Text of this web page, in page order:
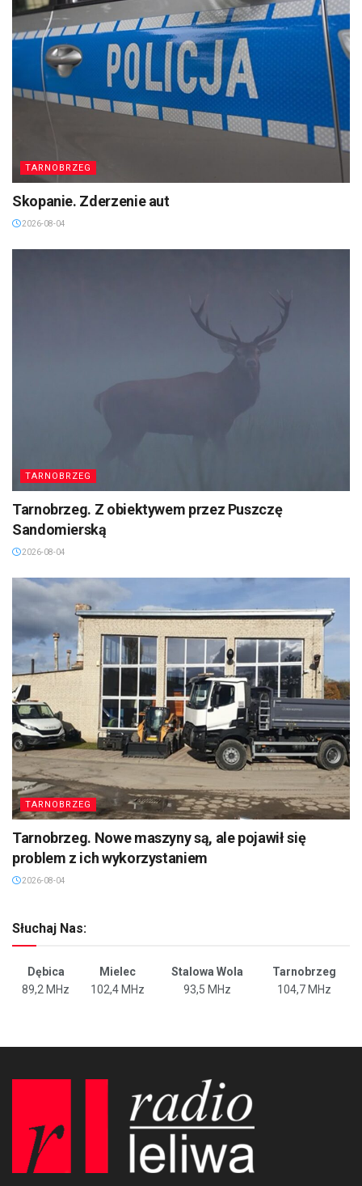
TARNOBRZEG
Skopanie. Zderzenie aut
2026-08-04
TARNOBRZEG
Tarnobrzeg. Z obiektywem przez Puszczę
Sandomierską
2026-08-04
TARNOBRZEG
Tarnobrzeg. Nowe maszyny są, ale pojawił się
problem z ich wykorzystaniem
2026-08-04
Słuchaj Nas:
Dębica Mielec Stalowa Wola
Tarnobrzeg
89,2 MHz
102,4 MHz 93,5 MHz 104,7 MHz